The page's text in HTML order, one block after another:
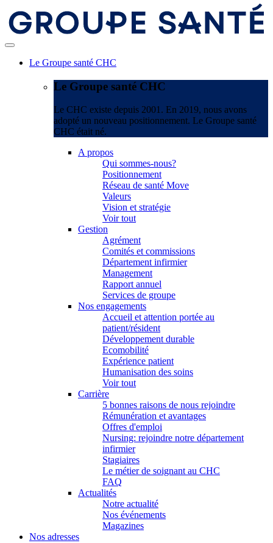
Le Groupe santé CHC
Le Groupe santé CHC
Le CHC existe depuis 2001. En 2019, nous avons
adopté un nouveau positionnement. Le Groupe santé
CHC était né.
A propos
Qui sommes-nous?
Positionnement
Réseau de santé Move
Valeurs
Vision et stratégie
Voir tout
Gestion
Agrément
Comités et commissions
Département infirmier
Management
Rapport annuel
Services de groupe
Nos engagements
Accueil et attention portée au
patient/résident
Développement durable
Ecomobilité
Expérience patient
Humanisation des soins
Voir tout
Carrière
5 bonnes raisons de nous rejoindre
Rémunération et avantages
Offres d'emploi
Nursing: rejoindre notre département
infirmier
Stagiaires
Le métier de soignant au CHC
FAQ
Actualités
Notre actualité
Nos événements
Magazines
Nos adresses